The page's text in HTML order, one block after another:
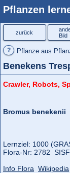
Pflanzen
? Pflanze aus
Benekens
zurück
Bild
Crawler, Robots,
Bromus benekenii
Lernziel: 1000
Flora‑Nr: 2782
Info Flora Wikipedia